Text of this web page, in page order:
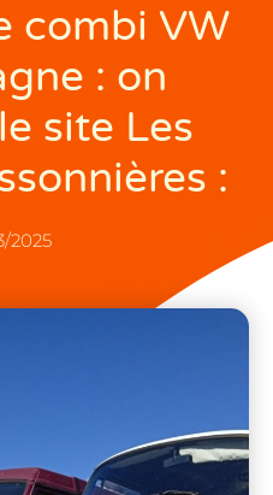
combi VW
: on
site Les
:
2025